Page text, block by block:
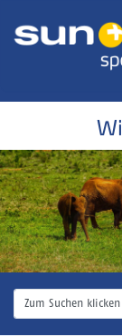
Zum Suchen klicken